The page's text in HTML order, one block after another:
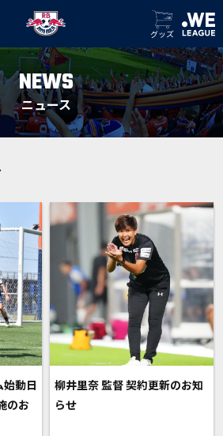
グッズ
NEWS
ニュース
動日
のお
柳井里奈 監督 契約更新のお知
らせ